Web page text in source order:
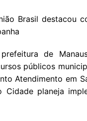
Brasil destacou
de
públicos
Atendimento em
Cidade planeja